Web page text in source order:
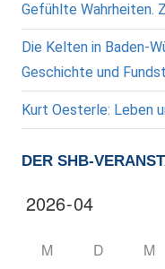
Gefühlte Wahrheiten.
Die Kelten in Baden-
Geschichte und
Kurt Oesterle: Leben
DER SHB-
M D M